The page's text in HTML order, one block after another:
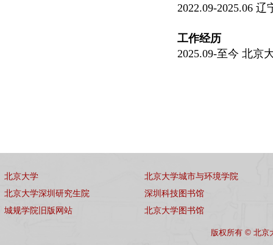
2022.09-2025.06
工作经历
2025.09-至今 北京
北京大学
北京大学深圳研究生院
城规学院旧版网站
北京大学城市与环境学院
深圳科技图书馆
北京大学图书馆
版权所有 © 北